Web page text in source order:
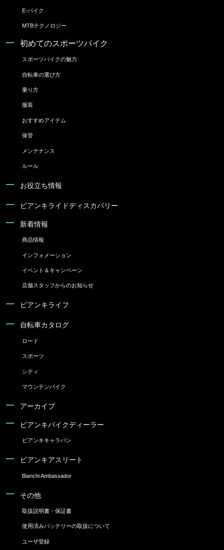
E-バイク
MTBテクノロジー
初めてのスポーツバイク
スポーツバイクの魅力
自転車の選び方
乗り方
服装
おすすめアイテム
保管
メンテナンス
ルール
お役立ち情報
ビアンキライドディスカバリー
新着情報
商品情報
インフォメーション
イベント＆キャンペーン
店舗スタッフからのお知らせ
ビアンキライフ
自転車カタログ
ロード
スポーツ
シティ
マウンテンバイク
アーカイブ
ビアンキバイクディーラー
ビアンキキャラバン
ビアンキアスリート
Bianchi Ambassador
その他
取扱説明書・保証書
使用済みバッテリーの取扱について
ユーザ登録